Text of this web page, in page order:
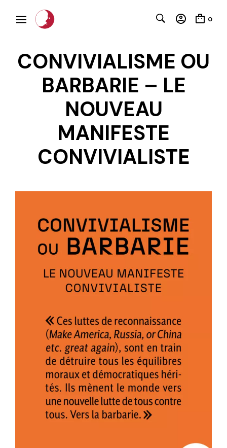
0
CONVIVIALISME OU
BARBARIE – LE
NOUVEAU
MANIFESTE
CONVIVIALISTE